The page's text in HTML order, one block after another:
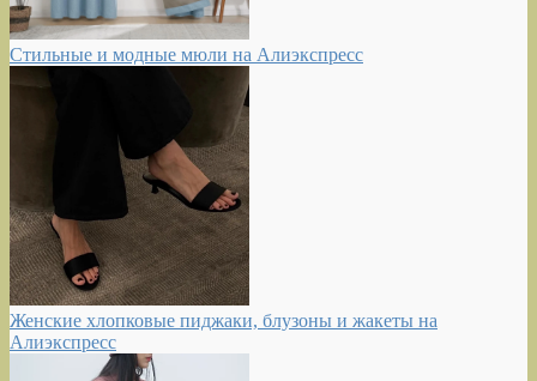
Стильные и модные мюли на Алиэкспресс
Женские хлопковые пиджаки, блузоны и жакеты на
Алиэкспресс